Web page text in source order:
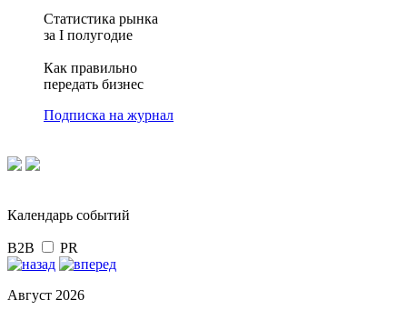
Статистика рынка
за I полугодие
Как правильно
передать бизнес
Подписка на журнал
Календарь событий
B2B PR
Август 2026